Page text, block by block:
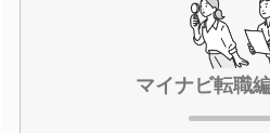
マイナビ転職